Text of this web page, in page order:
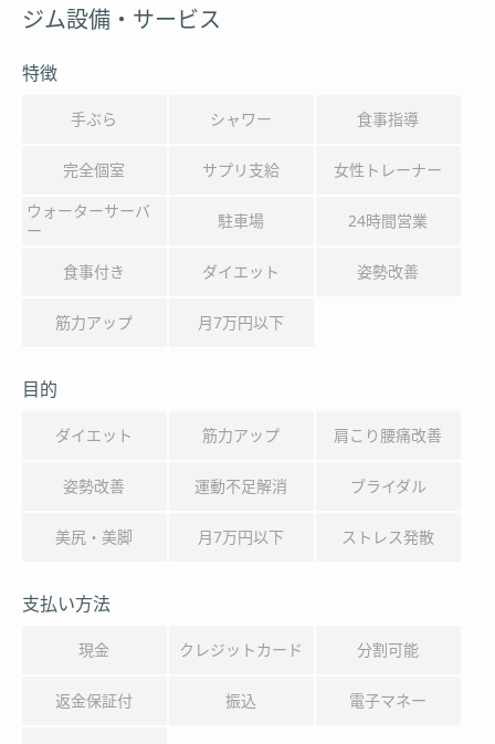
ジム設備・サービス
特徴
手ぶら シャワー 食事指導
完全個室 サプリ支給
女性トレーナー
ウォーターサーバ
ー
駐車場 24時間営業
食事付き ダイエット 姿勢改善
筋力アップ 月7万円以下
目的
ダイエット 筋力アップ 肩こり腰痛改善
姿勢改善 運動不足解消 ブライダル
美尻・美脚 月7万円以下 ストレス発散
支払い方法
現金 クレジットカード 分割可能
返金保証付 振込 電子マネー